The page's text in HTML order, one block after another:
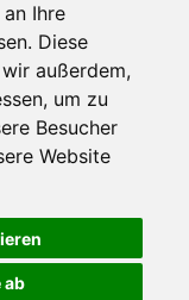
Ihre
Diese
außerdem,
um zu
Besucher
Website
ab